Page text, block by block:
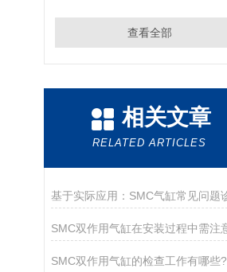
查看全部
相关文章
RELATED ARTICLES
SMC双作用气缸的检查工作有哪些?